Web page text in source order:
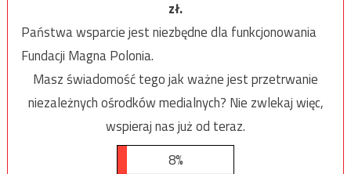
zł.
Państwa wsparcie jest niezbędne dla funkcjonowania
Fundacji Magna Polonia.
Masz świadomość tego jak ważne jest przetrwanie
niezależnych ośrodków medialnych? Nie zwlekaj więc,
wspieraj nas już od teraz.
8%